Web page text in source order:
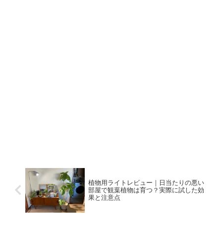
植物用ライトレビュー｜日当たりの悪い
部屋で観葉植物は育つ？実際に試した効
果と注意点